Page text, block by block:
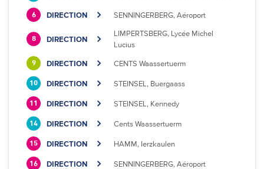
6 DIRECTION SENNINGERBERG, Aéroport
8 DIRECTION
LIMPERTSBERG, Lycée Michel
Lucius
9 DIRECTION CENTS Waassertuerm
10 DIRECTION STEINSEL, Buergaass
11 DIRECTION STEINSEL, Kennedy
14 DIRECTION Cents Waassertuerm
15 DIRECTION HAMM, Ierzkaulen
16 DIRECTION SENNINGERBERG, Aéroport